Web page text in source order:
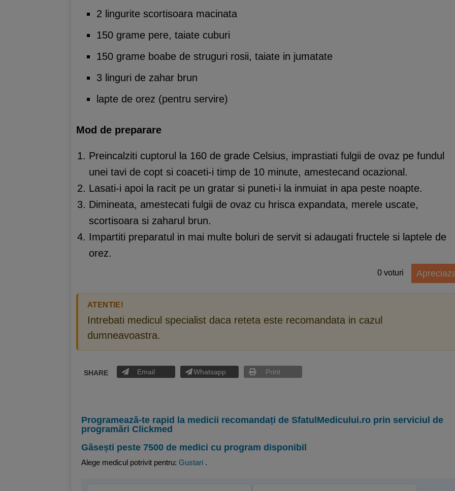
2 lingurite scortisoara macinata
150 grame pere, taiate cuburi
150 grame boabe de struguri rosii, taiate in jumatate
3 linguri de zahar brun
lapte de orez (pentru servire)
Mod de preparare
Preincalziti cuptorul la 160 de grade Celsius, imprastiati fulgii de ovaz pe fundul
unei tavi de copt si coaceti-i timp de 10 minute, amestecand ocazional.
Lasati-i apoi la racit pe un gratar si puneti-i la inmuiat in apa peste noapte.
Dimineata, amestecati fulgii de ovaz cu hrisca expandata, merele uscate,
scortisoara si zaharul brun.
Impartiti preparatul in mai multe boluri de servit si adaugati fructele si laptele de
orez.
0 voturi
ATENTIE!
Intrebati medicul specialist daca reteta este recomandata in cazul
dumneavoastra.
SHARE Email Whatsapp Print
Programează-te rapid la medicii recomandați de SfatulMedicului.ro prin serviciul de
programări Clickmed
Găsești peste 7500 de medici cu program disponibil
Alege medicul potrivit pentru: Gustari .